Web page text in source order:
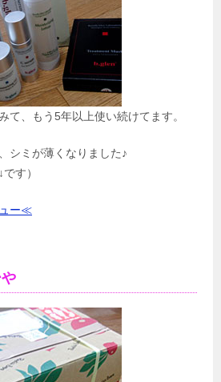
て、もう5年以上使い続けてます。
シミが薄くなりました♪
す）
ー≪